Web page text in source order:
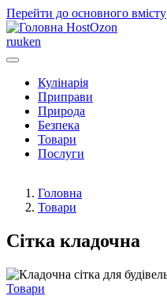
Перейти до основного вмісту
HostOzon
ruuken
Кулінарія
Приправи
Природа
Безпека
Товари
Послуги
Головна
Товари
Сітка кладочна
Товари